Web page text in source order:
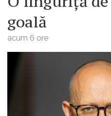
goală
acum 6 ore